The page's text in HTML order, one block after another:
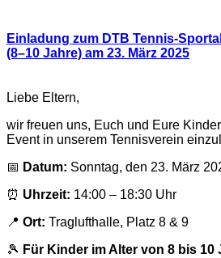
Einladung zum DTB Tennis-
(8–10 Jahre) am 23. März 2025
Liebe Eltern,
wir freuen uns, Euch und Eure
Event in unserem Tennisverein
📅 Datum: Sonntag, den 23. März
⏰ Uhrzeit: 14:00 – 18:30 Uhr
📍 Ort: Traglufthalle, Platz 8 & 9
🎾 Für Kinder im Alter von 8 bis 10